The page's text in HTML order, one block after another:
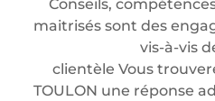
Conseils,
maitrisés sont des
vis-à-vis
clientèle Vous
TOULON une réponse